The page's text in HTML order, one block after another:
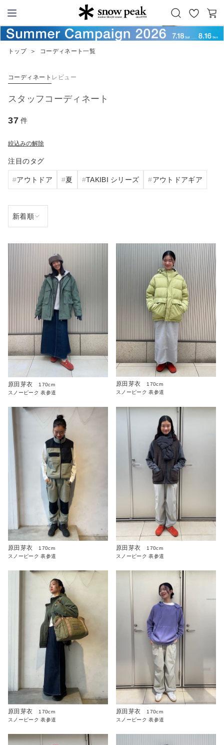
Snow Peak
お
気
カ
ー
トップ ＞ コーディネート一覧
コーディネート レビュー
スタッフコーディネート
37 件
絞込みの解除
注目のタグ
アウトドア 夏 TAKIBI シリーズ アウトドアギア
原田芽衣
170cm
スノーピーク 表参道
原田芽衣
170cm
スノーピーク 表参道
原田芽衣
170cm
スノーピーク 表参道
原田芽衣
170cm
スノーピーク 表参道
原田芽衣
170cm
スノーピーク 表参道
原田芽衣
170cm
スノーピーク 表参道